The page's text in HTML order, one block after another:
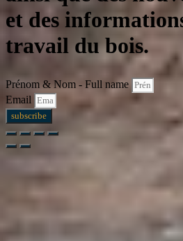
et des
travail du bois.
Prénom & Nom - Full name
Email
subscribe